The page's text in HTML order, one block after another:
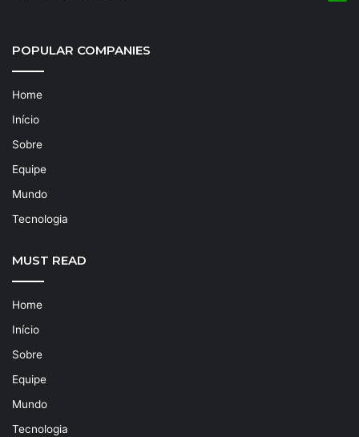
POPULAR COMPANIES
Home
Início
Sobre
Equipe
Mundo
Tecnologia
MUST READ
Home
Início
Sobre
Equipe
Mundo
Tecnologia